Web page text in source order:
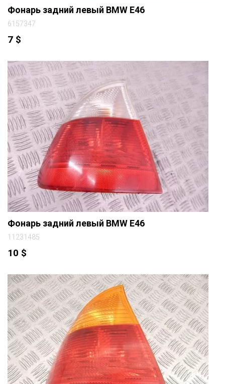
Фонарь задний левый BMW E46
6157347
7 $
Фонарь задний левый BMW E46
11231485
10 $